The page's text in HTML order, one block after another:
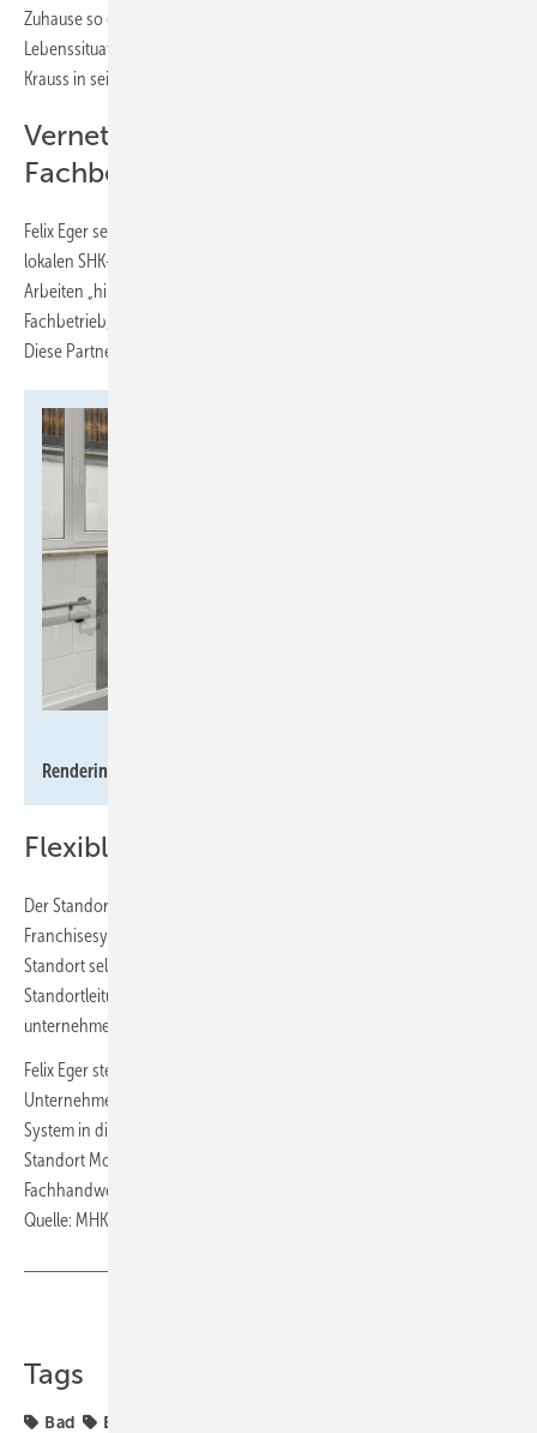
Zuhause so gestalten, dass es auch bei veränderten
Lebenssituationen komfortabel und sicher bleibt?“, würdigte Patrick
Krauss in seinem Grußwort.
Vernetzung mit lokalen
Fachbetrieben
Felix Eger setzt von Beginn an auf die enge Zusammenarbeit mit dem
lokalen SHK-Fachhandwerk. Für die fachgerechte Umsetzung der
Arbeiten „hinter der Wand“ kooperiert er mit einem regionalen
Fachbetrieb, dessen Team bereits bei der Eröffnung anwesend war.
Diese Partnerschaft stärkt das Netzwerk vor Ort.
Rendering einer möglichen Badmodernisierung.
Flexibles Franchisemodell
Der Standort in Moos zeigt zugleich die Flexibilität des
Franchisesystems. Während Felix Eger als Franchisenehmer den
Standort selbst führt, setzen andere Franchisepartner eine separate
Standortleitung ein. So lässt sich das System an unterschiedliche
unternehmerische Ziele anpassen.
Felix Eger steht beispielhaft für eine neue Generation von
Unternehmerinnen und Unternehmern, die mit einem strukturierten
System in die Selbstständigkeit starten möchte. Zugleich zeigt der
Standort Moos, wie gut sich
Fachhandwerk ergänzen. ■
Quelle: MHK Group / ml
Tags
Bad Badberatung